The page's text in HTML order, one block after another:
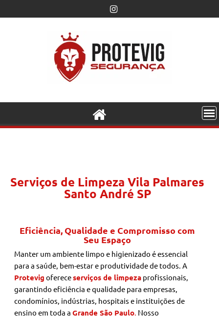
Serviços de Limpeza Vila Palmares
Santo André SP
Eficiência, Qualidade e Compromisso com
Seu Espaço
Manter um ambiente limpo e higienizado é essencial
para a saúde, bem-estar e produtividade de todos. A
Protevig ofereceserviços de limpeza profissionais,
garantindo eficiência e qualidade para empresas,
condomínios, indústrias, hospitais e instituições de
ensino em toda aGrande São Paulo Nosso